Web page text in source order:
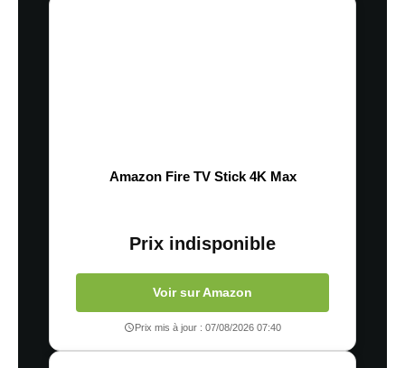
Amazon Fire TV Stick 4K Max
Prix indisponible
Voir sur Amazon
Prix mis à jour : 07/08/2026 07:40